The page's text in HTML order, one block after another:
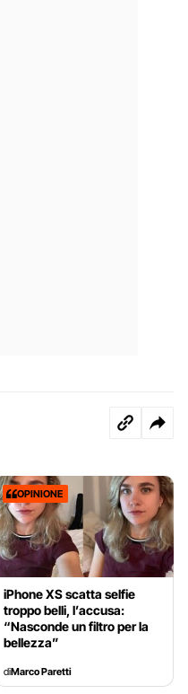
OPINIONE
iPhone XS scatta selfie
troppo belli, l’accusa:
“Nasconde un filtro per la
bellezza”
diMarco Paretti